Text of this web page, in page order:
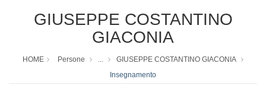
GIUSEPPE COSTANTINO
GIACONIA
HOME Persone ...
GIUSEPPE COSTANTINO GIACONIA
Insegnamento